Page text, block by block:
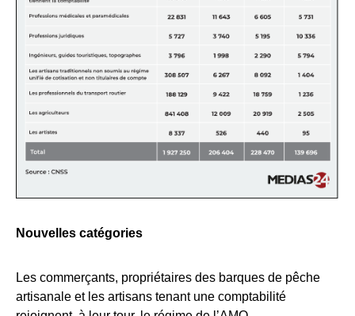
Nouvelles catégories
Les commerçants, propriétaires des barques de pêche
artisanale et les artisans tenant une comptabilité